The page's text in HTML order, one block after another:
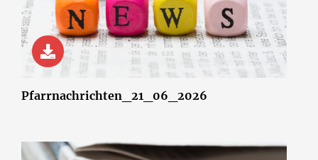
© wsf-sh/Shotshop.com
Pfarrnachrichten_21_06_2026